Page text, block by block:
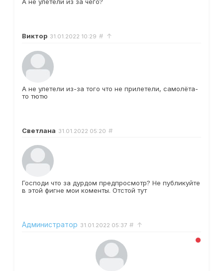
Виктор 31.01.2022 10:29 # ↑
А не улетели из-за того что не прилетели, самолёта-
то тютю
Светлана 31.01.2022 05:20 #
Господи что за дурдом предпросмотр? Не публикуйте
в этой фигне мои коменты. Отстой тут
Администратор 31.01.2022 05:37 # ↑